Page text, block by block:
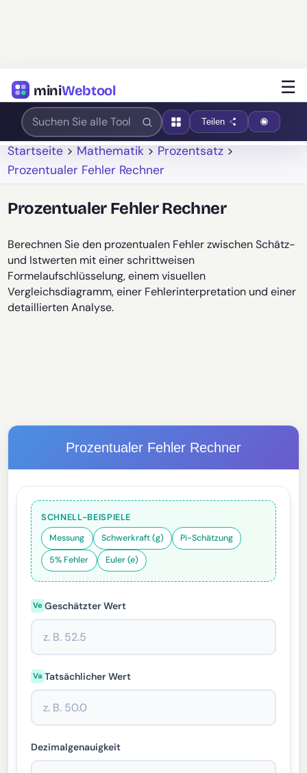
miniWebtool ☰
Teilen
Startseite > Mathematik > Prozentsatz >
Prozentualer Fehler Rechner
Prozentualer Fehler Rechner
Berechnen Sie den prozentualen Fehler zwischen Schätz-
und Istwerten mit einer schrittweisen
Formelaufschlüsselung, einem visuellen
Vergleichsdiagramm, einer Fehlerinterpretation und einer
detaillierten Analyse.
Prozentualer Fehler Rechner
SCHNELL-BEISPIELE
Messung Schwerkraft (g) Pi-Schätzung
5% Fehler Euler (e)
Ve Geschätzter Wert
Va Tatsächlicher Wert
Dezimalgenauigkeit